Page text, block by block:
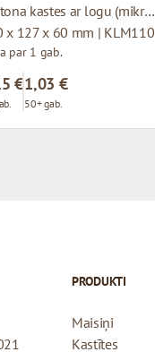
Kartona kastes ar logu (mikrogofras)
x 127 x 60 mm | KLM110
par 1 gab.
€1,03 €
50+ gab.
PRODUKTI
Maisiņi
Kastītes